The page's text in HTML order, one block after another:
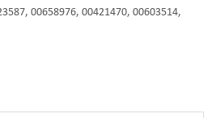
00658976, 00421470, 00603514,